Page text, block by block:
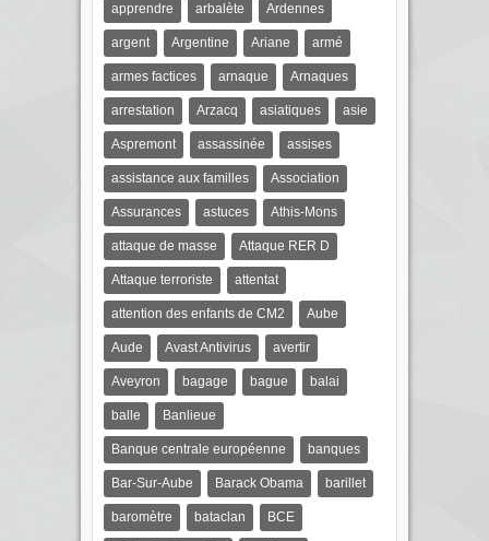
apprendre arbalète Ardennes
argent Argentine Ariane armé
armes factices arnaque Arnaques
arrestation Arzacq asiatiques asie
Aspremont assassinée assises
assistance aux familles Association
Assurances astuces Athis-Mons
attaque de masse Attaque RER D
Attaque terroriste attentat
attention des enfants de CM2 Aube
Aude Avast Antivirus avertir
Aveyron bagage bague balai
balle Banlieue
Banque centrale européenne banques
Bar-Sur-Aube Barack Obama barillet
baromètre bataclan BCE